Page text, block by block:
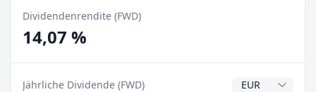
Dividendenrendite (FWD)
14,07 %
Jährliche Dividende (FWD)